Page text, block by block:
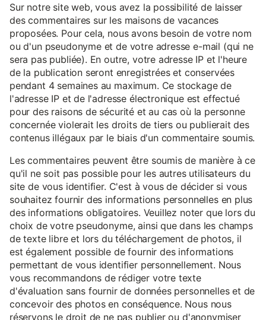
Sur notre site web, vous avez la possibilité de laisser
des commentaires sur les maisons de vacances
proposées. Pour cela, nous avons besoin de votre nom
ou d'un pseudonyme et de votre adresse e-mail (qui ne
sera pas publiée). En outre, votre adresse IP et l'heure
de la publication seront enregistrées et conservées
pendant 4 semaines au maximum. Ce stockage de
l'adresse IP et de l'adresse électronique est effectué
pour des raisons de sécurité et au cas où la personne
concernée violerait les droits de tiers ou publierait des
contenus illégaux par le biais d'un commentaire soumis.
Les commentaires peuvent être soumis de manière à ce
qu'il ne soit pas possible pour les autres utilisateurs du
site de vous identifier. C'est à vous de décider si vous
souhaitez fournir des informations personnelles en plus
des informations obligatoires. Veuillez noter que lors du
choix de votre pseudonyme, ainsi que dans les champs
de texte libre et lors du téléchargement de photos, il
est également possible de fournir des informations
permettant de vous identifier personnellement. Nous
vous recommandons de rédiger votre texte
d'évaluation sans fournir de données personnelles et de
concevoir des photos en conséquence. Nous nous
réservons le droit de ne pas publier ou d'anonymiser